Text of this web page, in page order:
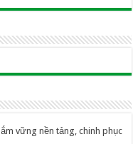
vững nền tảng, chinh phục